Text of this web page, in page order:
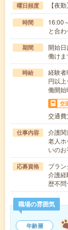
曜日頻度 【夜
時間
16:00
と合
期間
開始
働けま
時給
経験
円以
働開始
交
交通
仕事内容
介護関
老人
いの
応募資格
ブラ
介護
歴不
職場の雰囲気
年齢層